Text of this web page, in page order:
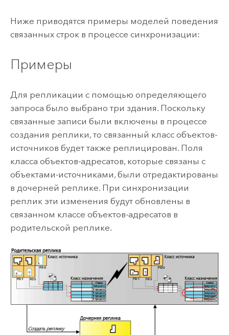
Ниже приводятся примеры моделей поведения
связанных строк в процессе синхронизации:
Примеры
Для репликации с помощью определяющего
запроса было выбрано три здания. Поскольку
связанные записи были включены в процессе
создания реплики, то связанный класс объектов-
источников будет также реплицирован. Поля
класса объектов-адресатов, которые связаны с
объектами-источниками, были отредактированы
в дочерней реплике. При синхронизации
реплик эти изменения будут обновлены в
связанном классе объектов-адресатов в
родительской реплике.